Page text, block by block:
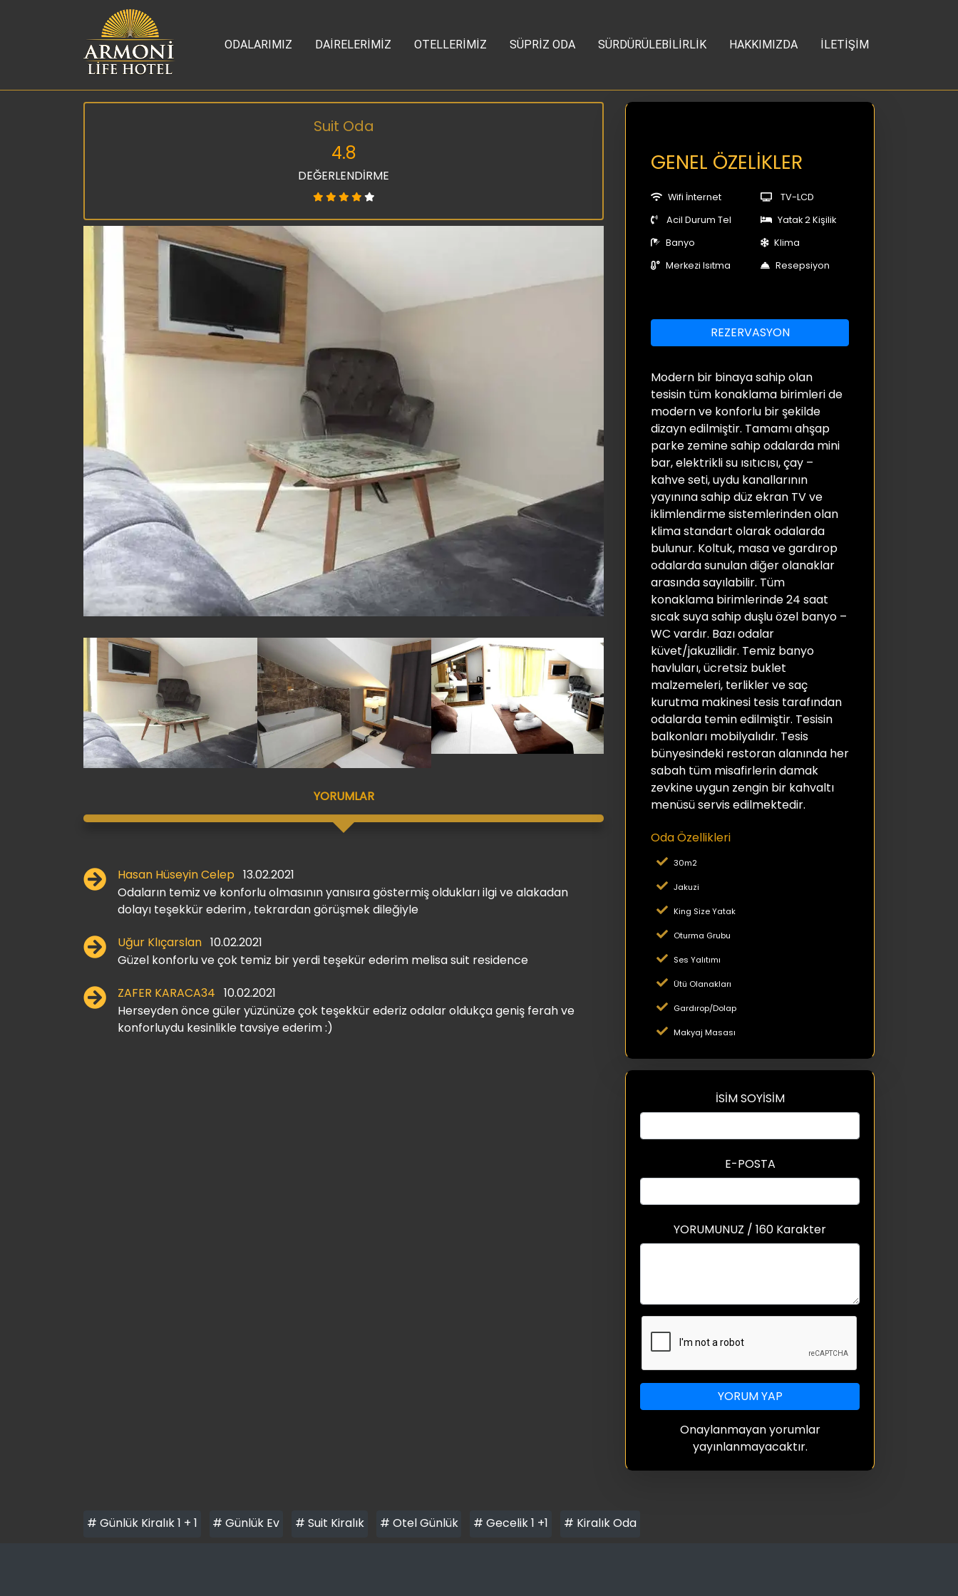
ODALARIMIZ DAİRELERİMİZ OTELLERİMİZ SÜPRİZ ODA SÜRDÜRÜLEBİLİRLİK HAKKIMIZDA İLETİŞİM
Suit Oda
4.8
DEĞERLENDİRME
YORUMLAR
Hasan Hüseyin Celep 13.02.2021
Odaların temiz ve konforlu olmasının yanısıra göstermiş oldukları ilgi ve alakadan
dolayı teşekkür ederim , tekrardan görüşmek dileğiyle
Uğur Klıçarslan 10.02.2021
Güzel konforlu ve çok temiz bir yerdi teşekür ederim melisa suit residence
ZAFER KARACA34 10.02.2021
Herseyden önce güler yüzünüze çok teşekkür ederiz odalar oldukça geniş ferah ve
konforluydu kesinlikle tavsiye ederim :)
GENEL ÖZELİKLER
Wifi İnternet
TV-LCD
Acil Durum Tel
Yatak 2 Kişilik
Banyo
Klima
Merkezi Isıtma
Resepsiyon
REZERVASYON
Modern bir binaya sahip olan
tesisin tüm konaklama birimleri de
modern ve konforlu bir şekilde
dizayn edilmiştir. Tamamı ahşap
parke zemine sahip odalarda mini
bar, elektrikli su ısıtıcısı, çay –
kahve seti, uydu kanallarının
yayınına sahip düz ekran TV ve
iklimlendirme sistemlerinden olan
klima standart olarak odalarda
bulunur. Koltuk, masa ve gardırop
odalarda sunulan diğer olanaklar
arasında sayılabilir. Tüm
konaklama birimlerinde 24 saat
sıcak suya sahip duşlu özel banyo –
WC vardır. Bazı odalar
küvet/jakuzilidir. Temiz banyo
havluları, ücretsiz buklet
malzemeleri, terlikler ve saç
kurutma makinesi tesis tarafından
odalarda temin edilmiştir. Tesisin
balkonları mobilyalıdır. Tesis
bünyesindeki restoran alanında her
sabah tüm misafirlerin damak
zevkine uygun zengin bir kahvaltı
menüsü servis edilmektedir.
Oda Özellikleri
30m2
Jakuzi
King Size Yatak
Oturma Grubu
Ses Yalıtımı
Ütü Olanakları
Gardırop/Dolap
Makyaj Masası
İSİM SOYİSİM
E-POSTA
YORUMUNUZ / 160 Karakter
YORUM YAP
Onaylanmayan yorumlar
yayınlanmayacaktır.
# Günlük Kiralık 1 + 1 # Günlük Ev # Suit Kiralık # Otel Günlük # Gecelik 1 +1 # Kiralık Oda